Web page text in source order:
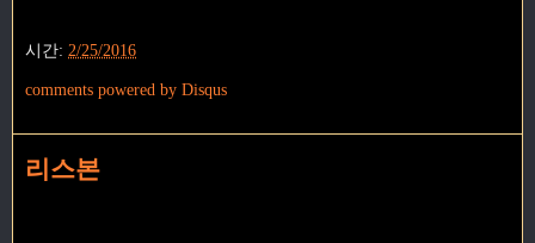
시간: 2/25/2016
comments powered by Disqus
리스본